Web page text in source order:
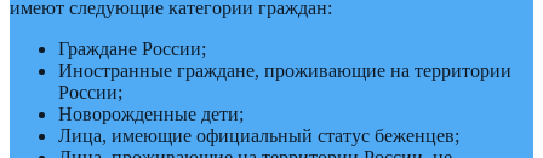
имеют следующие категории граждан:
Граждане России;
Иностранные граждане, проживающие на территории
России;
Новорожденные дети;
Лица, имеющие официальный статус беженцев;